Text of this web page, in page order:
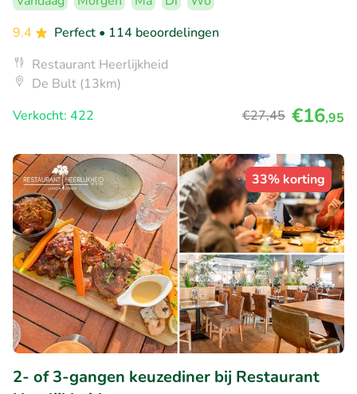
9.4
Perfect • 114 beoordelingen
Restaurant Heerlijkheid
De Bult (13km)
Verkocht: 422
€27,45 €16,95
33% korting
2- of 3-gangen keuzediner bij Restaurant